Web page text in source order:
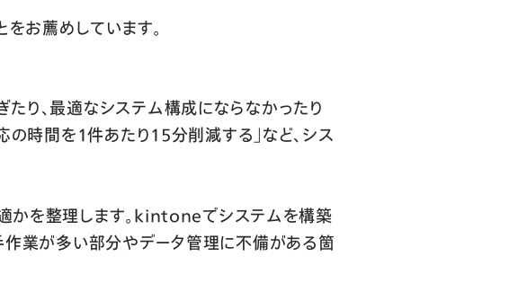
お薦めしています。
り、最適なシステム構成にならなかったり
の時間を1件あたり15分削減する」など、シス
かを整理します。kintoneでシステムを構築
作業が多い部分やデータ管理に不備がある箇